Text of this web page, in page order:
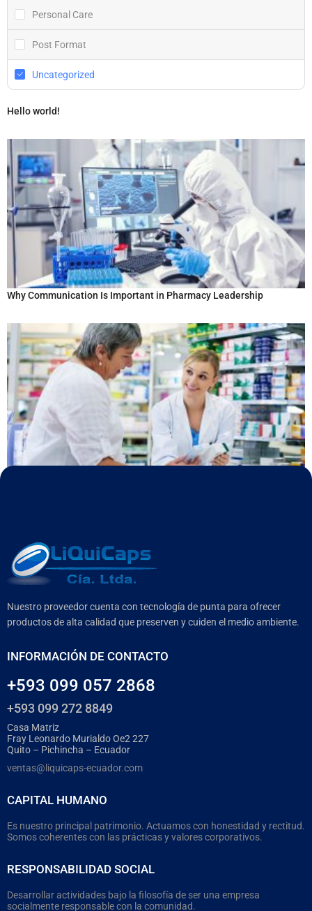
Personal Care
Post Format
Uncategorized
Hello world!
Why Communication Is Important in Pharmacy Leadership
Nuestro proveedor cuenta con tecnología de punta para ofrecer
productos de alta calidad que preserven y cuiden el medio ambiente.
INFORMACIÓN DE CONTACTO
+593 099 057 2868
+593 099 272 8849
Casa Matriz
Fray Leonardo Murialdo Oe2 227
Quito – Pichincha – Ecuador
ventas@liquicaps-ecuador.com
CAPITAL HUMANO
Es nuestro principal patrimonio. Actuamos con honestidad y rectitud.
Somos coherentes con las prácticas y valores corporativos.
RESPONSABILIDAD SOCIAL
Desarrollar actividades bajo la filosofía de ser una empresa
socialmente responsable con la comunidad.